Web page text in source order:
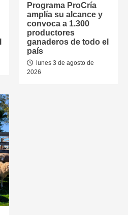
Programa ProCría
amplía su alcance y
convoca a 1.300
productores
ganaderos de todo el
país
lunes 3 de agosto de
2026